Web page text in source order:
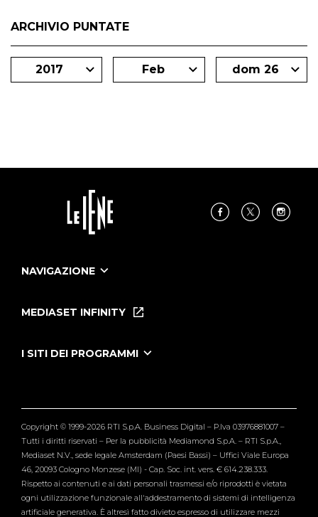
ARCHIVIO PUNTATE
2017 Feb dom 26
NAVIGAZIONE
Le Iene Presentano Inside
Tutti i servizi
MEDIASET INFINITY
I SITI DEI PROGRAMMI
Verissimo
Copyright © 1999-2026 RTI S.p.A. Business Digital – P.Iva 03976881007 –
Tutti i diritti riservati – Per la pubblicità Mediamond S.p.A. – RTI S.p.A.,
Mediaset N.V., sede legale Amsterdam (Paesi Bassi) – Uffici Viale Europa
46, 20093 Cologno Monzese (MI) - Cap. Soc. int. vers. € 614.238.333.
Rispetto ai contenuti e ai dati personali trasmessi e/o riprodotti è vietata
ogni utilizzazione funzionale all'addestramento di sistemi di intelligenza
artificiale generativa. È altresì fatto divieto espresso di utilizzare mezzi